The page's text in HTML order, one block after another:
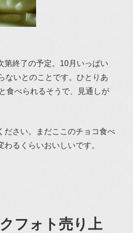
第終了の予定。10月いっぱい
ないとのことです。ひとりあ
食べられるそうで、見通しが
ださい。まだここのチョコ食べ
るくらいおいしいです。
フォト売り上